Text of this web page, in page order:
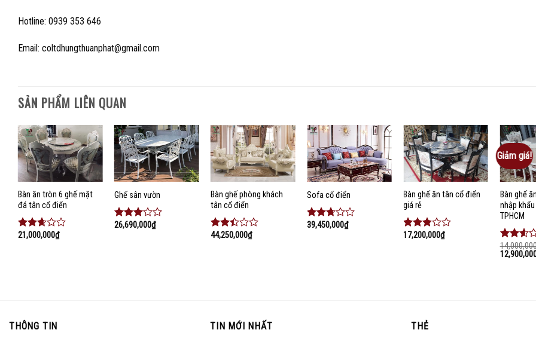
Hotline: 0939 353 646
Email: coltdhungthuanphat@gmail.com
SẢN PHẨM LIÊN QUAN
Add to
wishlist
Bàn ăn tròn 6 ghế mặt
đá tân cổ điển
Được
21,000,000₫
Add to
wishlist
Ghế sân vườn
Được
26,690,000₫
Add to
wishlist
Bàn ghế phòng khách
tân cổ điển
Được
44,250,000₫
Add to
wishlist
Sofa cổ điển
Được
39,450,000₫
Add to
wishlist
Bàn ghế ăn tân cổ điển
giá rẻ
Được
17,200,000₫
Giảm giá!
Bàn ghế
nhập
TPHCM
Được
xếp
THÔNG TIN TIN MỚI NHẤT THẺ